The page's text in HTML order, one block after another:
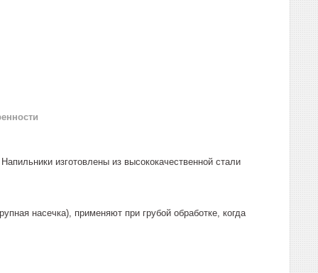
изготовлены из высококачественной стали
насечка), применяют при грубой обработке, когда